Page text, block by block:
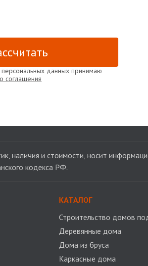
персональных данных принимаю
соглашения
наличия и стоимости, носит
кодекса РФ.
КАТАЛОГ
Строительство домов
Деревянные дома
Дома из бруса
Каркасные дома